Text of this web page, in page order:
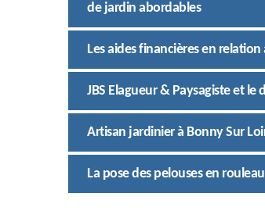
de jardin abordables
Les aides financières en
JBS Elagueur & Paysagiste et le
Artisan jardinier à Bonny Sur
La pose des pelouses en